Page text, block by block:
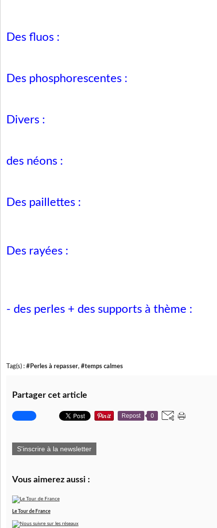
Des fluos :
Des phosphorescentes :
Divers :
des néons :
Des paillettes :
Des rayées :
- des perles + des supports à thème :
Tag(s) : #Perles à repasser, #temps calmes
Partager cet article
Repost 0
S'inscrire à la newsletter
Vous aimerez aussi :
Le Tour de France